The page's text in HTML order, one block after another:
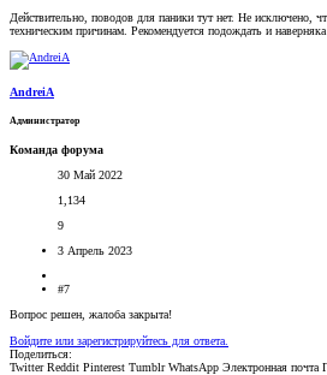
Действительно, поводов для паники тут нет. Не исключено,
техническим причинам. Рекомендуется подождать и наверняка
AndreiA
Администратор
Команда форума
30 Май 2022
1,134
9
3 Апрель 2023
#7
Вопрос решен, жалоба закрыта!
Войдите или зарегистрируйтесь для ответа.
Поделиться:
Twitter Reddit Pinterest Tumblr WhatsApp Электронная почта